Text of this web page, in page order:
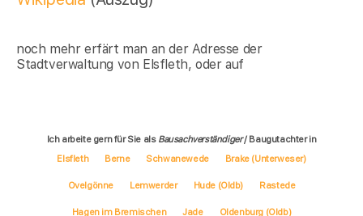
noch mehr erfärt man an der Adresse der
Stadtverwaltung von Elsfleth, oder auf
Ich arbeite gern für Sie als Bausachverständiger/ Baugutachter in
Elsfleth
Berne Schwanewede Brake (Unterweser)
Ovelgönne Lemwerder Hude (Oldb) Rastede
Hagen im Bremischen Jade Oldenburg (Oldb)